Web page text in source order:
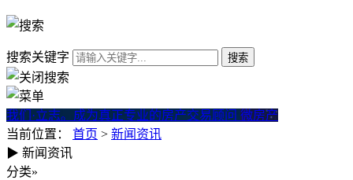
搜索关键字
我们·立志。成为真正专业的房产交易顾问 微房产
当前位置： 首页 > 新闻资讯
买房预算全解析：买套房要多
▶ 新闻资讯
分类»